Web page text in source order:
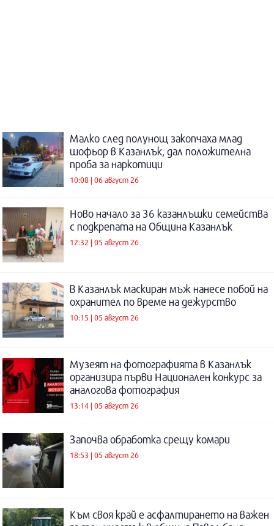
Малко след полунощ закопчаха млад
шофьор в Казанлък, дал положителна
проба за наркотици
10:08 | 06 август 26
Ново начало за 36 казанлъшки семейства
с подкрепата на Община Казанлък
12:32 | 05 август 26
В Казанлък маскиран мъж нанесе побой на
охранител по време на дежурство
10:15 | 05 август 26
Музеят на фотографията в Казанлък
организира първи Национален конкурс за
аналогова фотография
13:14 | 05 август 26
Започва обработка срещу комари
18:53 | 05 август 26
Към своя край е асфалтирането на важен